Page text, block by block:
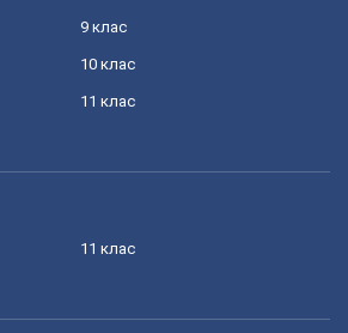
9 клас
10 клас
11 клас
11 клас